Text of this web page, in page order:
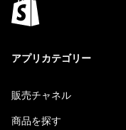
アプリカテゴリー
販売チャネル
商品を探す